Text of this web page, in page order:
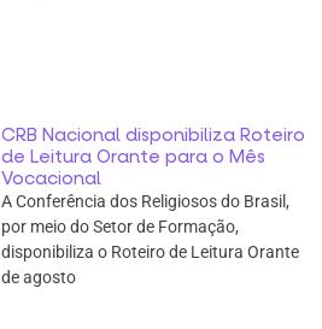
CRB Nacional disponibiliza Roteiro
de Leitura Orante para o Mês
Vocacional
A Conferência dos Religiosos do Brasil,
por meio do Setor de Formação,
disponibiliza o Roteiro de Leitura Orante
de agosto